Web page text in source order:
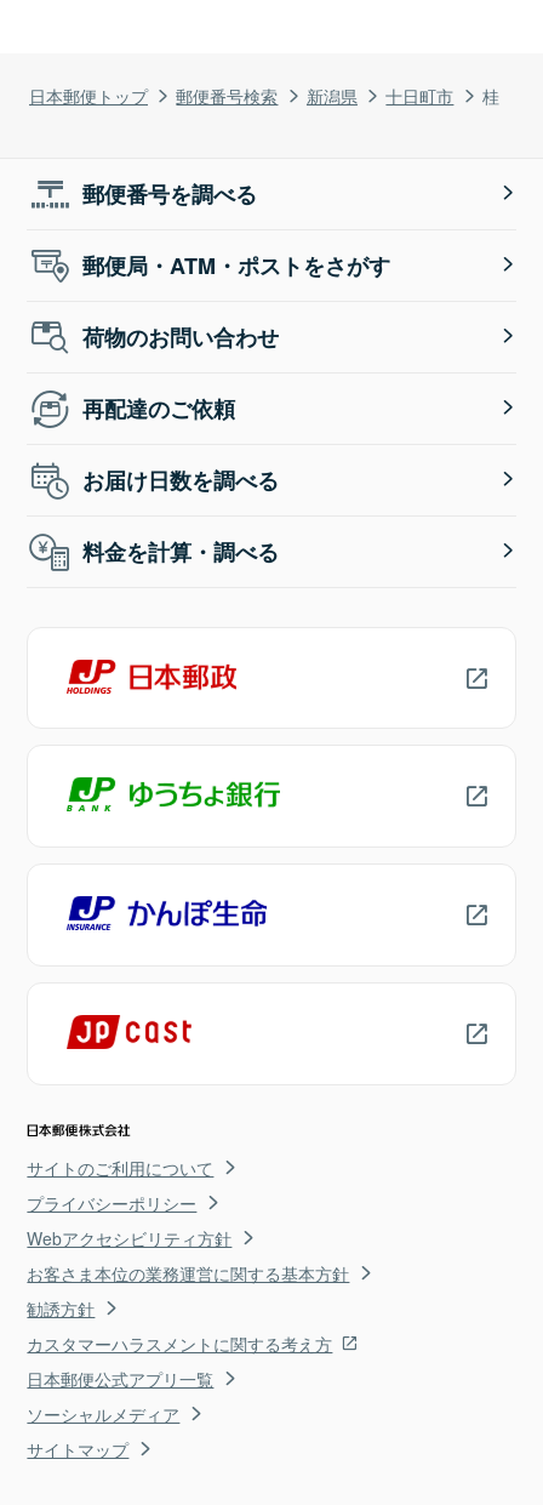
日本郵便トップ 郵便番号検索 新潟県 十日町市 桂
郵便番号を調べる
郵便局・ATM・ポストをさがす
荷物のお問い合わせ
再配達のご依頼
お届け日数を調べる
料金を計算・調べる
サイトのご利用について
プライバシーポリシー
Webアクセシビリティ方針
お客さま本位の業務運営に関する基本方針
勧誘方針
カスタマーハラスメントに関する考え方
日本郵便公式アプリ一覧
ソーシャルメディア
サイトマップ